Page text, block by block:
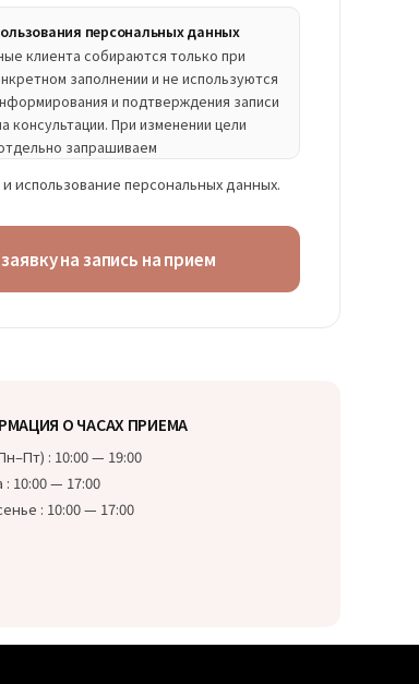
персональных данных
клиента собираются только при
заполнении и не используются
и подтверждения записи
консультации. При изменении цели
запрашиваем
направление приема · По
использования
6 месяцев с момента
согласия
от данного согласия. Однако
обработка заявки на запись к врачу
использование персональных данных.
на запись на прием
О ЧАСАХ ПРИЕМА
: 10:00 — 19:00
: 10:00 — 17:00
: 10:00 — 17:00